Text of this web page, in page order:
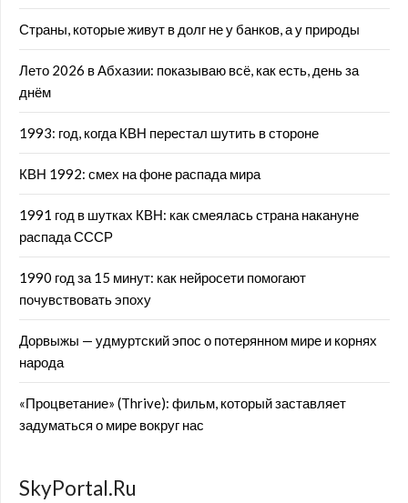
Страны, которые живут в долг не у банков, а у природы
Лето 2026 в Абхазии: показываю всё, как есть, день за
днём
1993: год, когда КВН перестал шутить в стороне
КВН 1992: смех на фоне распада мира
1991 год в шутках КВН: как смеялась страна накануне
распада СССР
1990 год за 15 минут: как нейросети помогают
почувствовать эпоху
Дорвыжы — удмуртский эпос о потерянном мире и корнях
народа
«Процветание» (Thrive): фильм, который заставляет
задуматься о мире вокруг нас
SkyPortal.Ru